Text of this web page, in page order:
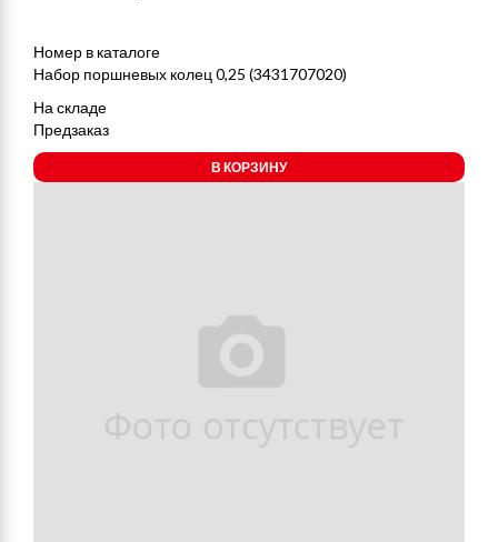
Номер в каталоге
Набор поршневых колец 0,25 (3431707020)
На складе
Предзаказ
В КОРЗИНУ